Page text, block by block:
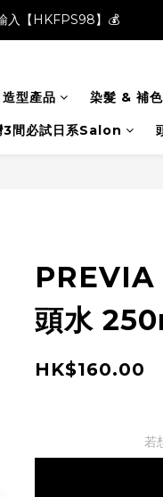
入【HKFPS98】💰
入【HKFPS98】💰
$400本地免運費📦!
入【HKFPS98】💰
造型產品 染髮 & 補色
3間必試日系Salon
PREVIA
頭水
HK$160.00
若